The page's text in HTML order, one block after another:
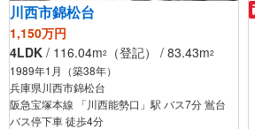
川西市錦松台
1,150万円
4LDK / 116.04m2 （登記） / 83.43m2
1989年1月（築38年）
兵庫県川西市錦松台
阪急宝塚本線 「川西能勢口」駅 バス7分 鴬台
バス停下車 徒歩4分